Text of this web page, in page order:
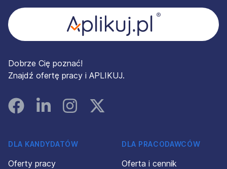
Dobrze Cię poznać!
Znajdź ofertę pracy i APLIKUJ.
FacebookLinked InInstagramInstagram
DLA KANDYDATÓW
Oferty pracy
DLA PRACODAWCÓW
Oferta i cennik